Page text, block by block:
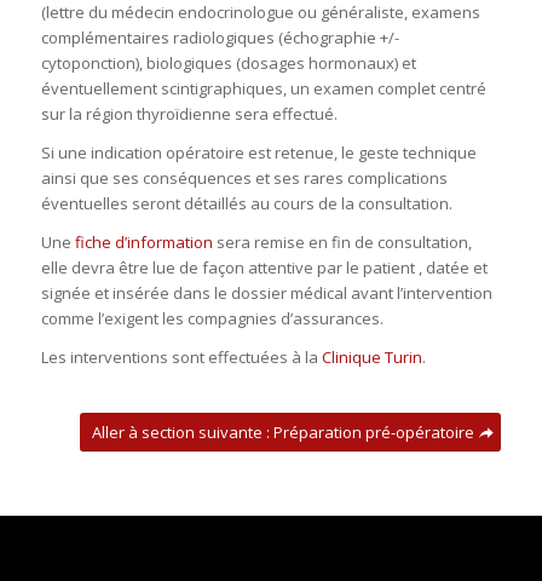
(lettre du médecin endocrinologue ou généraliste, examens
complémentaires radiologiques (échographie +/-
cytoponction), biologiques (dosages hormonaux) et
éventuellement scintigraphiques, un examen complet centré
sur la région thyroïdienne sera effectué.
Si une indication opératoire est retenue, le geste technique
ainsi que ses conséquences et ses rares complications
éventuelles seront détaillés au cours de la consultation.
Une fiche d’information sera remise en fin de consultation,
elle devra être lue de façon attentive par le patient , datée et
signée et insérée dans le dossier médical avant l’intervention
comme l’exigent les compagnies d’assurances.
Les interventions sont effectuées à la Clinique Turin.
Aller à section suivante : Préparation pré-opératoire